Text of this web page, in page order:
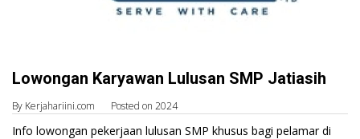
Lowongan Karyawan Lulusan SMP Jatiasih
By Kerjahariini.com Posted on 2024
Info lowongan pekerjaan lulusan SMP khusus bagi pelamar di